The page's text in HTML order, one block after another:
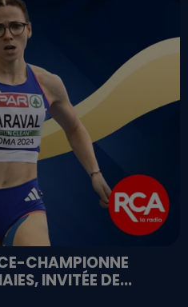
CHAMPIONNE
INVITÉE DE...